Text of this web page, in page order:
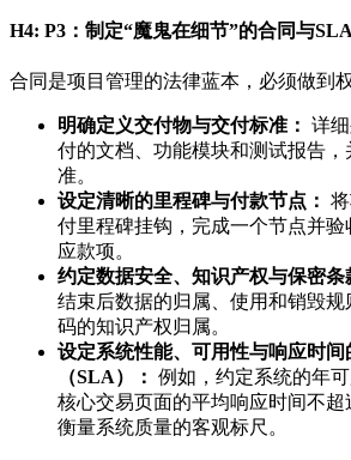
H4: P3：制定“魔鬼在细节”的合同与
合同是项目管理的法律蓝本，必须做到
明确定义交付物与交付标准： 详
付的文档、功能模块和测试报告
准。
设定清晰的里程碑与付款节点：
付里程碑挂钩，完成一个节点并
应款项。
约定数据安全、知识产权与保密条
结束后数据的归属、使用和销毁
码的知识产权归属。
设定系统性能、可用性与响应时间
（SLA）： 例如，约定系统的年可
核心交易页面的平均响应时间不
衡量系统质量的客观标尺。